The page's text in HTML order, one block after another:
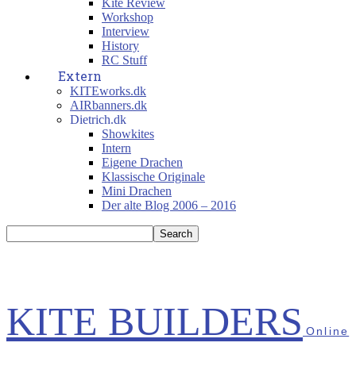
Kite Review
Workshop
Interview
History
RC Stuff
Extern
KITEworks.dk
AIRbanners.dk
Dietrich.dk
Showkites
Intern
Eigene Drachen
Klassische Originale
Mini Drachen
Der alte Blog 2006 – 2016
KITE BUILDERS Online